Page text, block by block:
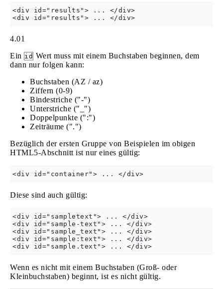
<div id="results"> ... </div>
4.01
Ein id Wert muss mit einem Buchstaben beginnen, dem
dann nur folgen kann:
Buchstaben (AZ / az)
Ziffern (0-9)
Bindestriche ("-")
Unterstriche ("_")
Doppelpunkte (":")
Zeiträume (".")
Bezüglich der ersten Gruppe von Beispielen im obigen
HTML5-Abschnitt ist nur eines gültig:
Diese sind auch gültig:
<div id="sampletext"> ... </div>
<div id="sample-text"> ... </div>
<div id="sample_text"> ... </div>
<div id="sample:text"> ... </div>
Wenn es nicht mit einem Buchstaben (Groß- oder
Kleinbuchstaben) beginnt, ist es nicht gültig.